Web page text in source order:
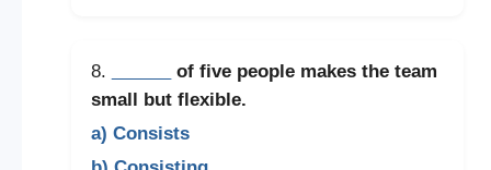
8.
of five people makes the team
small but flexible.
a) Consists